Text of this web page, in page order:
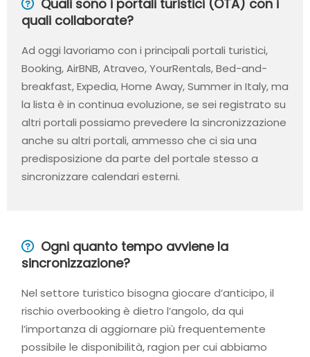
Quali sono i portali turistici (OTA) con i
quali collaborate?
Ad oggi lavoriamo con i principali portali turistici,
Booking, AirBNB, Atraveo, YourRentals, Bed-and-
breakfast, Expedia, Home Away, Summer in Italy, ma
la lista è in continua evoluzione, se sei registrato su
altri portali possiamo prevedere la sincronizzazione
anche su altri portali, ammesso che ci sia una
predisposizione da parte del portale stesso a
sincronizzare calendari esterni.
Ogni quanto tempo avviene la
sincronizzazione?
Nel settore turistico bisogna giocare d’anticipo, il
rischio overbooking è dietro l’angolo, da qui
l’importanza di aggiornare più frequentemente
possibile le disponibilità, ragion per cui abbiamo